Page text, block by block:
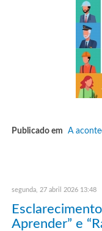
Publicado em A
segunda, 27 abril 2026 13:48
Aprender” e